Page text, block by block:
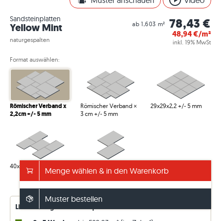
Sandsteinplatten
Yellow Mint
naturgespalten
ab 1,603 m² 78,43 €
48,94€/m²
inkl. 19% MwSt
Format auswählen:
Römischer Verband x
2,2cm +/- 5 mm
Römischer Verband ×
3 cm +/- 5 mm
29x29x2,2 +/- 5 mm
40x60x2,2cm +/- 5mm
Info – Verpackung/Gewicht anzeigen
Lieferverfügbarkeiten – permanent aktualisiert
Menge wählen & in den Warenkorb
Muster bestellen